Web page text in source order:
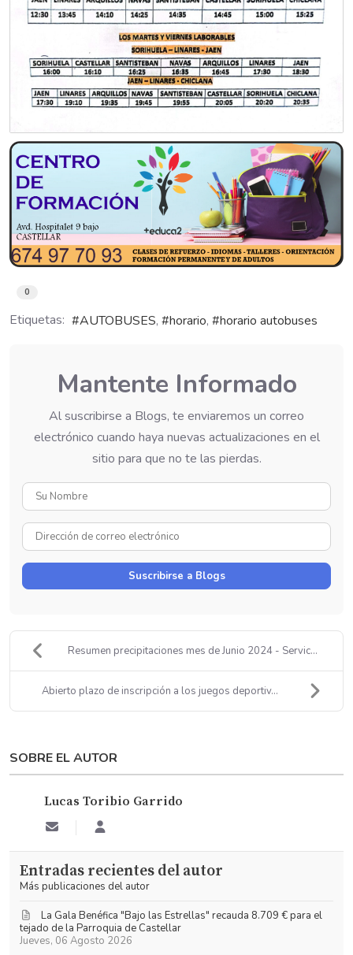
0
Etiquetas: AUTOBUSES horario horario autobuses
Mantente Informado
Al suscribirse a Blogs, te enviaremos un correo
electrónico cuando haya nuevas actualizaciones en el
sitio para que no te las pierdas.
Nombre
Dirección
de
correo
Suscribirse a Blogs
Resumen precipitaciones mes de Junio 2024 - Servic...
Abierto plazo de inscripción a los juegos deportiv...
SOBRE EL AUTOR
Lucas Toribio Garrido
Suscribirse
las
actualizaciones
Garrido
Entradas recientes del autor
Más publicaciones del autor
Jueves, 06 Agosto 2026
La Gala Benéfica "Bajo las Estrellas" recauda 8.709 € para el
tejado de la Parroquia de Castellar